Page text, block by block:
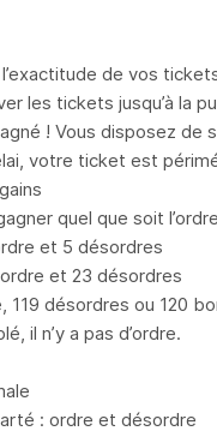
de vos
les tickets jusqu’à la
! Vous disposez de
votre ticket est
quel que soit
et 5 désordres
ordre et 23 désordres
119 désordres ou 120
il n’y a pas d’ordre.
: ordre et désordre